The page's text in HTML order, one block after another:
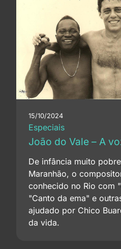
15/10/2024
Especiais
João do Vale – A
De infância muito
Maranhão, o
conhecido no Rio com
"Canto da ema" e
ajudado por Chico
da vida.